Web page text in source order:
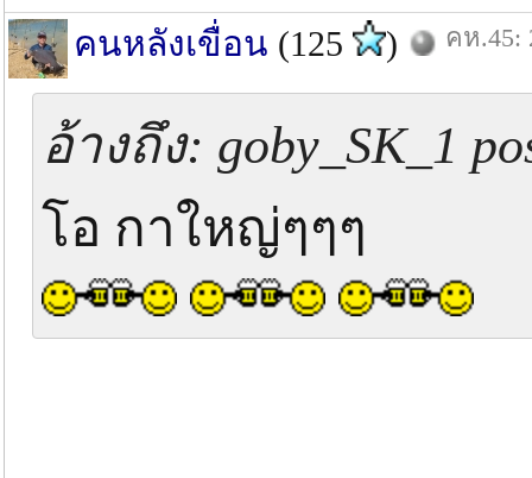
คนหลังเขื่อน (125 ) คห.45:
อ้างถึง: goby_SK_1
โอ กาใหญ่ๆๆๆ